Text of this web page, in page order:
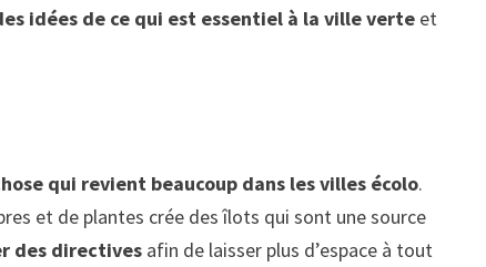
idées de ce qui est essentiel à la ville verte et
qui revient beaucoup dans les villes écolo.
et de plantes crée des îlots qui sont une source
des directives afin de laisser plus d’espace à tout